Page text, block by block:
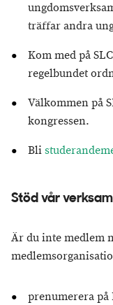
träffar andra
Kom med på
regelbundet
Välkommen på
kongressen.
Bli
Stöd vår
Är du inte medlem
prenumerera på